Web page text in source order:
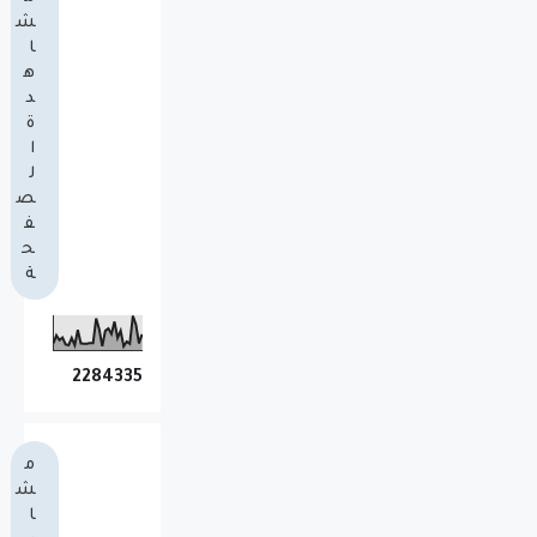
ش
ا
ه
د
ة
ا
ل
ص
ف
ح
ة
2284335
م
ش
ا